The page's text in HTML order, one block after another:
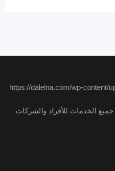
الخدمات للأفراد والشركات